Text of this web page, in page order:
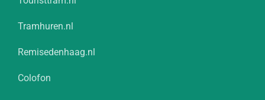
Tramhuren.nl
Remisedenhaag.nl
Colofon